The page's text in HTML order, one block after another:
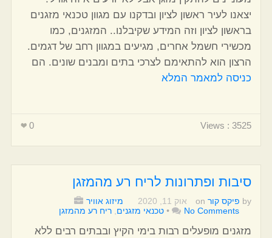
יצאנו לעיר ראשון לציון ובדקנו עם מגוון טכנאי מזגנים
בראשון לציון וזה המידע שקיבלנו.. המזגנים, כמו
מכשירי חשמל אחרים, מגיעים במגוון רחב של דגמים.
הרצון הוא להתאימם לצרכי בתים ומבנים שונים. הם
כניסה למאמר המלא
0 Views : 3525
סיבות ופתרונות לריח רע מהמזגן
by פיקס קור on אוק 11, 2020
מיזוג אוויר
No Comments
• טכנאי מזגנים, ריח רע מהמזגן
מזגנים מופעלים רבות בימי הקיץ ובבתים רבים ללא